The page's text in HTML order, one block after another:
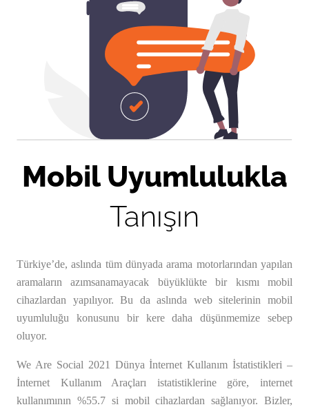
Mobil Uyumlulukla
Tanışın
Türkiye’de, aslında tüm dünyada arama motorlarından yapılan
aramaların azımsanamayacak büyüklükte bir kısmı mobil
cihazlardan yapılıyor. Bu da aslında web sitelerinin mobil
uyumluluğu konusunu bir kere daha düşünmemize sebep
oluyor.
We Are Social 2021 Dünya İnternet Kullanım İstatistikleri –
İnternet Kullanım Araçları istatistiklerine göre, internet
kullanımının %55.7 si mobil cihazlardan sağlanıyor. Bizler,